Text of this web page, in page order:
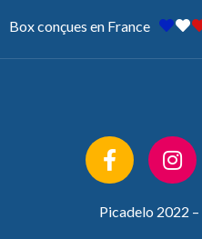
Box conçues en France
Picadelo 2022 –